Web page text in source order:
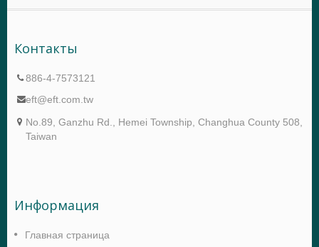
Контакты
886-4-7573121
eft@eft.com.tw
No.89, Ganzhu Rd., Hemei Township, Changhua County 508,
Taiwan
Информация
Главная страница